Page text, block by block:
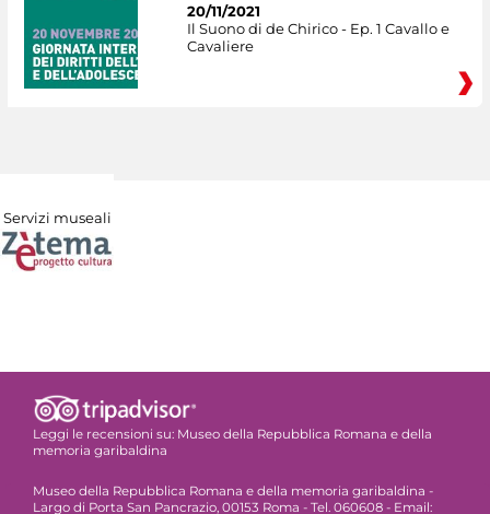
20/11/2021
Il Suono di de Chirico - Ep. 1 Cavallo e
Cavaliere
Servizi museali
Leggi le recensioni su: Museo della Repubblica Romana e della
memoria garibaldina
Museo della Repubblica Romana e della memoria garibaldina -
Largo di Porta San Pancrazio, 00153 Roma - Tel. 060608 - Email: